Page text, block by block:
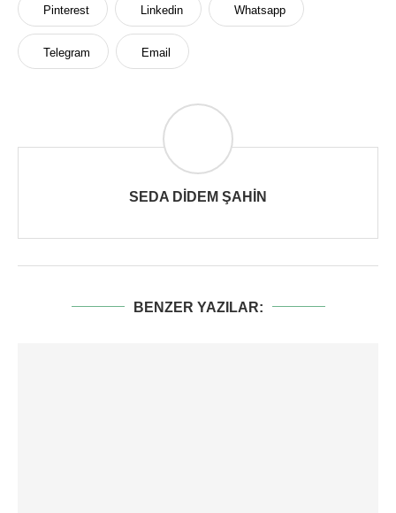
Pinterest Linkedin Whatsapp
Telegram Email
SEDA DIDEM ŞAHIN
BENZER YAZILAR: